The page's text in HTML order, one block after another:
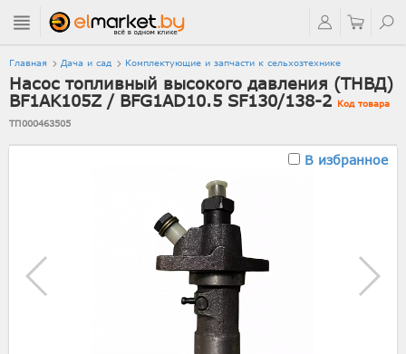
Главная Дача и сад Комплектующие и запчасти к сельхозтехнике
Насос топливный высокого давления (ТНВД)
BF1AK105Z / BFG1AD10.5 SF130/138-2 Код товара
ТП000463505
В избранное